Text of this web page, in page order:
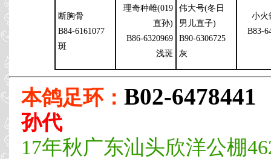
断胸骨
B84-6161077
斑
理奇种雌(019
直孙)
B86-6320969
浅斑
伟大号(冬日
男儿直子)
B90-6306725
灰
小火
B83-
本鸽足环： B02-6478441
孙代
17年秋广东汕头欣洋公棚